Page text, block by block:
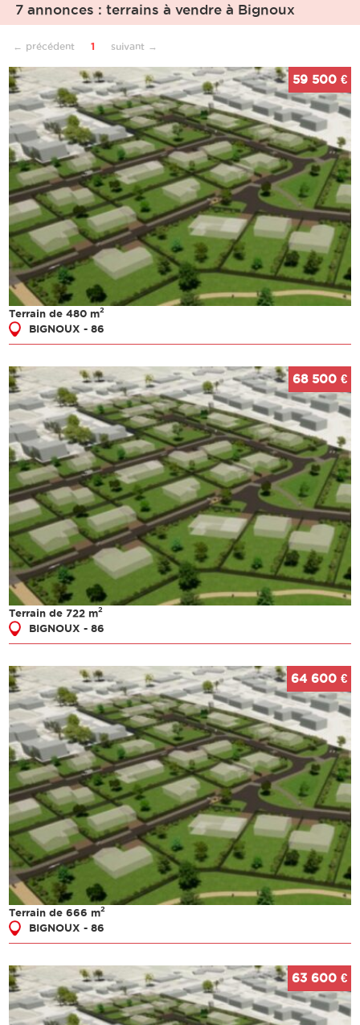
7 annonces : terrains à vendre à Bignoux
← précédent 1 suivant →
Terrain de 480 m2
BIGNOUX - 86
59 500 €
Terrain de 722 m2
BIGNOUX - 86
68 500 €
Terrain de 666 m2
BIGNOUX - 86
64 600 €
63 600 €